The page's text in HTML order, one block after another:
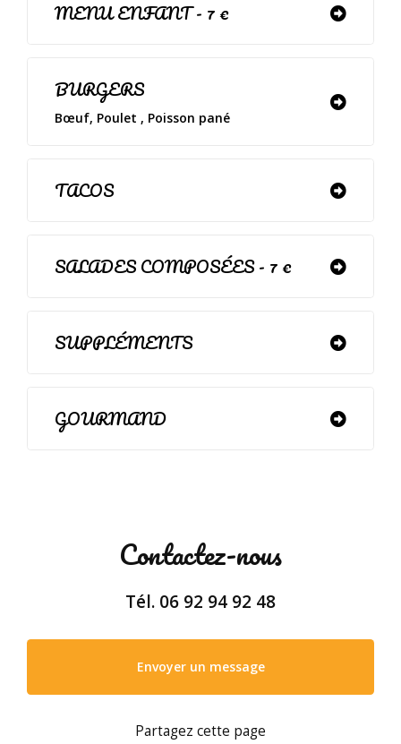
MENU ENFANT - 7 €
BURGERS
Bœuf, Poulet , Poisson pané
TACOS
SALADES COMPOSÉES - 7 €
SUPPLÉMENTS
GOURMAND
Contactez-nous
Tél. 06 92 94 92 48
Envoyer un message
Partagez cette page